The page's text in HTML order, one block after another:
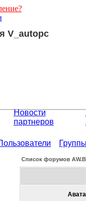
V_autopc
Новости
партнеров
Список форумов